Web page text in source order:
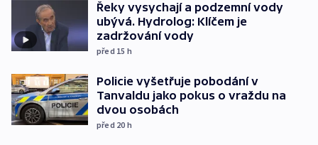
Řeky vysychají a podzemní vody
ubývá. Hydrolog: Klíčem je
zadržování vody
před 15 h
Policie vyšetřuje pobodání v
Tanvaldu jako pokus o vraždu na
dvou osobách
před 20 h